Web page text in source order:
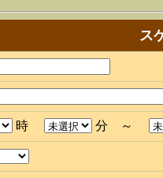
ス
時 分 ～